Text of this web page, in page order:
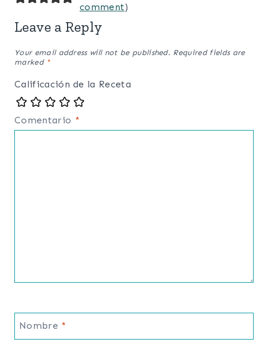
comment)
Leave a Reply
Your email address will not be published. Required fields are
marked *
Calificación de la Receta
Comentario *
Nombre *